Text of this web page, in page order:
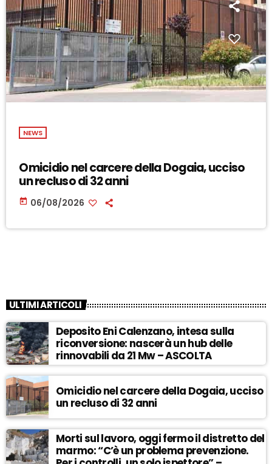
NEWS
Omicidio nel carcere della Dogaia, ucciso
un recluso di 32 anni
today 06/08/2026
ULTIMI ARTICOLI
Deposito Eni Calenzano, intesa sulla
riconversione: nascerà un hub delle
rinnovabili da 21 Mw – ASCOLTA
Omicidio nel carcere della Dogaia, ucciso
un recluso di 32 anni
Morti sul lavoro, oggi fermo il distretto del
marmo: “C’è un problema prevenzione.